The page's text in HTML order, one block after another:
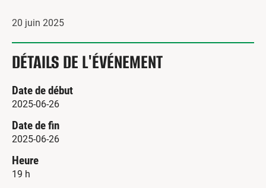
20 juin 2025
DÉTAILS DE L'ÉVÉNEMENT
Date de début
2025-06-26
Date de fin
2025-06-26
Heure
19 h